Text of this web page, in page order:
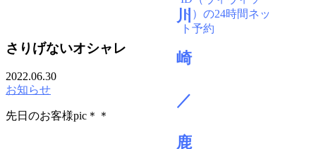
さりげないオシャレ
2022.06.30
お知らせ
先日のお客様pic＊＊